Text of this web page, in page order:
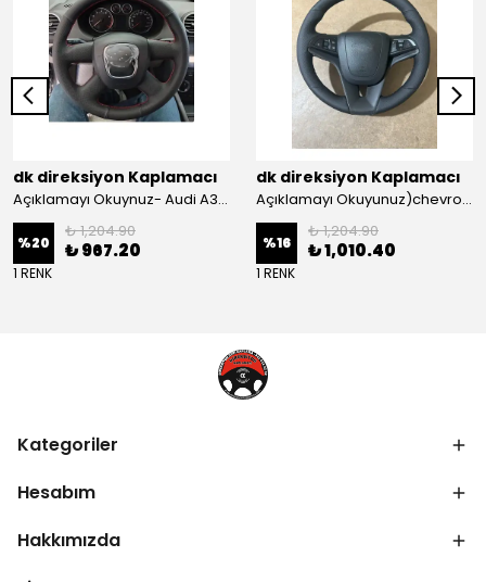
dk direksiyon Kaplamacı
Açıklamayı Okuynuz- Audi A3 Sportback Araca Özel Direksiyon Kılıfı Kırmızı Ipli
%20
₺ 1,204.90
₺ 967.20
1 RENK
dk direksiyon Kaplamacı
Açıklamayı Okuyunuz)chevrolet Aveo Lt-ls Araca Özel Direksiyon Kılıfı (plastik Kapaksız Direksiyon
%16
₺ 1,204.90
₺ 1,010.40
1 RENK
Kategoriler
Hesabım
Hakkımızda